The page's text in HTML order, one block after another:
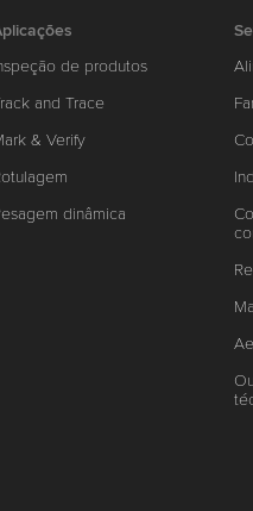
de produtos
and Trace
& Verify
dinâmica